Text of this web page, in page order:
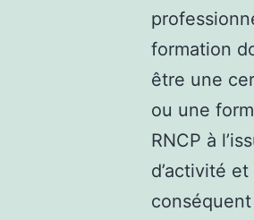
formation
être une
ou une
RNCP à
d’activité